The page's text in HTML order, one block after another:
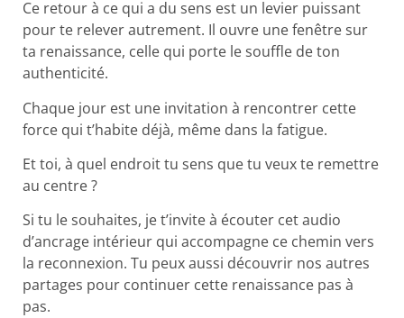
Ce retour à ce qui a du sens est un levier puissant
pour te relever autrement. Il ouvre une fenêtre sur
ta renaissance, celle qui porte le souffle de ton
authenticité.
Chaque jour est une invitation à rencontrer cette
force qui t’habite déjà, même dans la fatigue.
Et toi, à quel endroit tu sens que tu veux te remettre
au centre ?
Si tu le souhaites, je t’invite à écouter cet audio
d’ancrage intérieur qui accompagne ce chemin vers
la reconnexion. Tu peux aussi découvrir nos autres
partages pour continuer cette renaissance pas à
pas.